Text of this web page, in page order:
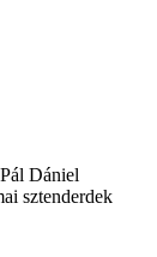
Dániel
sztenderdek